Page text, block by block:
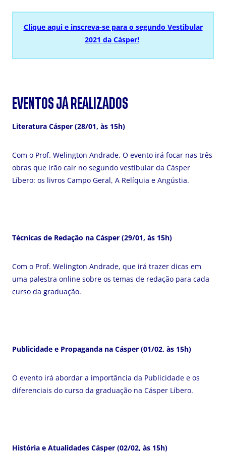
Clique aqui e inscreva-se para o segundo Vestibular
2021 da Cásper!
EVENTOS JÁ REALIZADOS
Literatura Cásper (28/01, às 15h)
Com o Prof. Welington Andrade. O evento irá focar nas três
obras que irão cair no segundo vestibular da Cásper
Líbero: os livros Campo Geral, A Relíquia e Angústia.
Técnicas de Redação na Cásper (29/01, às 15h)
Com o Prof. Welington Andrade, que irá trazer dicas em
uma palestra online sobre os temas de redação para cada
curso da graduação.
Publicidade e Propaganda na Cásper (01/02, às 15h)
O evento irá abordar a importância da Publicidade e os
diferenciais do curso da graduação na Cásper Líbero.
História e Atualidades Cásper (02/02, às 15h)